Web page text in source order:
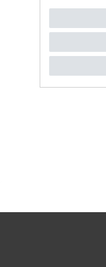
UVP
*inkl.